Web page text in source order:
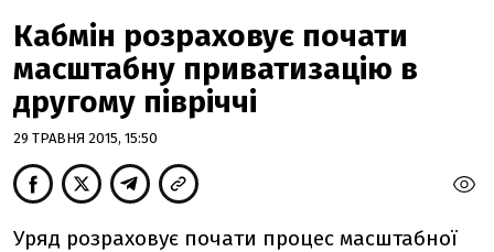
Кабмін розраховує почати
масштабну приватизацію в
другому півріччі
29 ТРАВНЯ 2015, 15:50
Уряд розраховує почати процес масштабної